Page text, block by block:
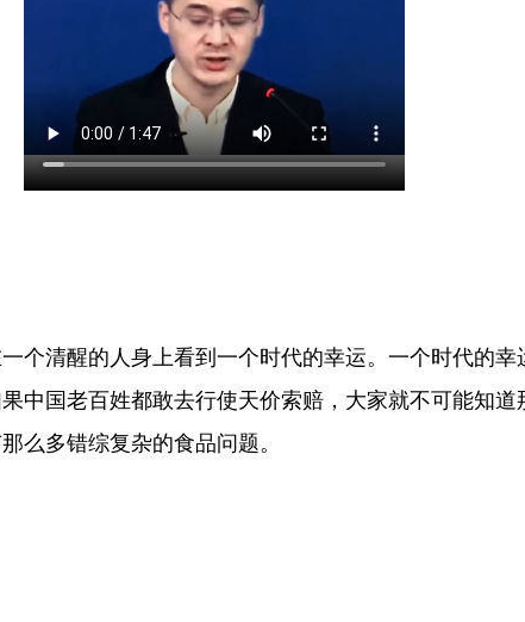
个清醒的人身上看到一个时代的幸运。一个时代的
中国老百姓都敢去行使天价索赔，大家就不可能知
么多错综复杂的食品问题。